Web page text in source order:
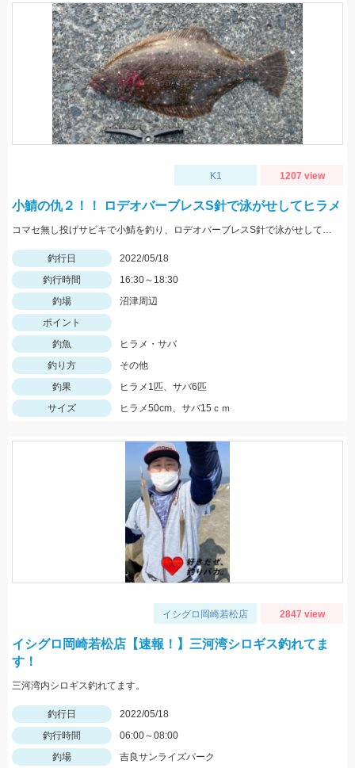
K1 1207 view
小鯖の仇２！！ ロデオバーブレスS針で泳がせしてヒラメ
コマセ無し投げサビキで小鯖を釣り、ロデオバーブレスS針で泳がせしてヒラメゲット。
釣行日
2022/05/18
釣行時間
16:30～18:30
釣場
沼津周辺
ポイント
釣魚
ヒラメ・サバ
釣り方
その他
釣果
ヒラメ1匹、サバ6匹
サイズ
ヒラメ50cm、サバ15ｃｍ
イシグロ岡崎若松店 2847 view
イシグロ岡崎若松店【速報！】三河湾シロギス釣れてま
す！
三河湾内シロギス釣れてます。
釣行日
2022/05/18
釣行時間
06:00～08:00
釣場
吉良サンライズパーク